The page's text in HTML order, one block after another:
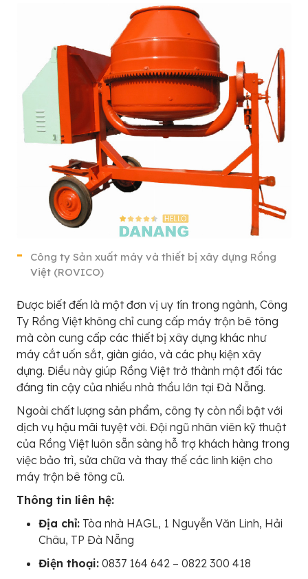
Công ty Sản xuất máy và thiết bị xây dựng Rồng
Việt (ROVICO)
Được biết đến là một đơn vị uy tín trong ngành, Công
Ty Rồng Việt không chỉ cung cấp máy trộn bê tông
mà còn cung cấp các thiết bị xây dựng khác như
máy cắt uốn sắt, giàn giáo, và các phụ kiện xây
dựng. Điều này giúp Rồng Việt trở thành một đối tác
đáng tin cậy của nhiều nhà thầu lớn tại Đà Nẵng.
Ngoài chất lượng sản phẩm, công ty còn nổi bật với
dịch vụ hậu mãi tuyệt vời. Đội ngũ nhân viên kỹ thuật
của Rồng Việt luôn sẵn sàng hỗ trợ khách hàng trong
việc bảo trì, sửa chữa và thay thế các linh kiện cho
máy trộn bê tông cũ.
Thông tin liên hệ:
Địa chỉ: Tòa nhà HAGL, 1 Nguyễn Văn Linh, Hải
Châu, TP Đà Nẵng
Điện thoại: 0837 164 642 – 0822 300 418